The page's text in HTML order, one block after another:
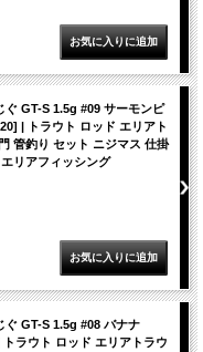
ぐ GT-S 1.5g #09 サーモンピ
| トラウト ロッド エリアト
管釣り セット ニジマス 仕掛
リアフィッシング
ぐ GT-S 1.5g #08 バナナ
ラウト ロッド エリアトラウ